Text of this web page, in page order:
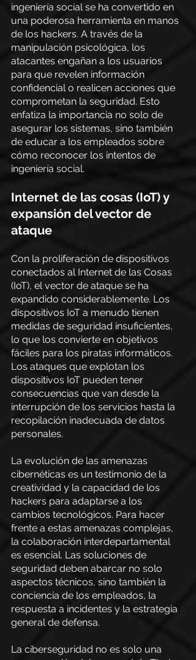
ingeniería social se ha convertido en
una poderosa herramienta en manos
de los hackers. A través de la
manipulación psicológica, los
atacantes engañan a los usuarios
para que revelen información
confidencial o realicen acciones que
comprometan la seguridad. Esto
enfatiza la importancia no solo de
asegurar los sistemas, sino también
de educar a los empleados sobre
cómo reconocer los intentos de
ingeniería social.
Internet de las cosas (IoT) y
expansión del vector de
ataque
Con la proliferación de dispositivos
conectados al Internet de las Cosas
(IoT), el vector de ataque se ha
expandido considerablemente. Los
dispositivos IoT a menudo tienen
medidas de seguridad insuficientes,
lo que los convierte en objetivos
fáciles para los piratas informáticos.
Los ataques que explotan los
dispositivos IoT pueden tener
consecuencias que van desde la
interrupción de los servicios hasta la
recopilación inadecuada de datos
personales.
La evolución de las amenazas
cibernéticas es un testimonio de la
creatividad y la capacidad de los
hackers para adaptarse a los
cambios tecnológicos. Para hacer
frente a estas amenazas complejas,
la colaboración interdepartamental
es esencial. Las soluciones de
seguridad deben abarcar no solo
aspectos técnicos, sino también la
conciencia de los empleados, la
respuesta a incidentes y la estrategia
general de defensa.
La ciberseguridad no es solo una